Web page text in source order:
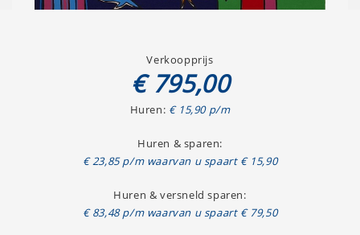
Verkoopprijs
€ 795,00
Huren: € 15,90 p/m
Huren & sparen:
€ 23,85 p/m waarvan u spaart € 15,90
Huren & versneld sparen:
€ 83,48 p/m waarvan u spaart € 79,50